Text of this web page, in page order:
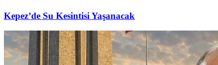
Kepez’de Su Kesintisi Yaşanacak